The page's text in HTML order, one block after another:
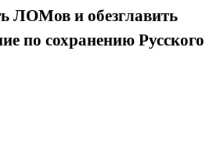
ЛОМов и обезглавить
по сохранению Русского